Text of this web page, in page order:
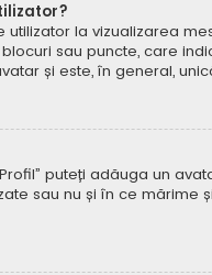
la vizualizarea
sau puncte, care
și este, în general,
puteți adăuga un
sau nu și în ce